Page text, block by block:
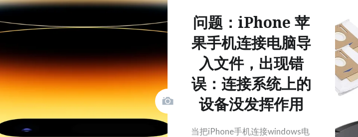
问题：iPhone 苹
果手机连接电脑导
入文件，出现错
误：连接系统上的
设备没发挥作用
当把iPhone手机连接windows电